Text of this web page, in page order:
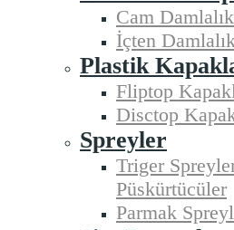
Cam
İçten
Plastik
Fliptop
Disctop
Spreyler
Triger
Püskürtücüler
Parmak